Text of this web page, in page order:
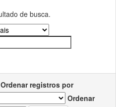
de busca.
Ordenar registros por
Ordenar